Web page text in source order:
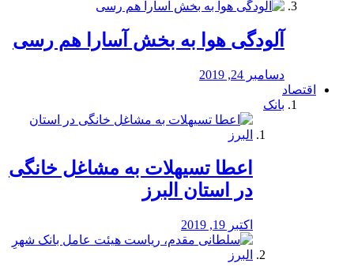
آلودگی هوا به بخش آسارا هم رسی
دسامبر 24, 2019
اقتصاد
بانک
️اعطا تسیهلات به مشاغل خانگی
در استان البرز
اکتبر 19, 2019